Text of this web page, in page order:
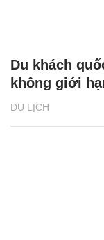
DU LỊCH
Du khách
không giới